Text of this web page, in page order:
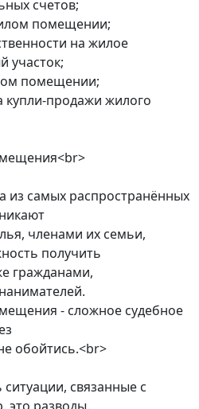
счетов;
помещении;
на жилое
участок;
помещении;
купли-продажи жилого
самых распространённых
членами их семьи,
получить
гражданами,
- сложное судебное
обойтись.<br>
ситуации, связанные с